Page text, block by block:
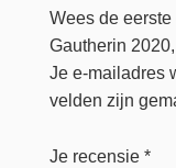
Wees de
Gautherin
Je e-mailadres
velden zijn
Je recensie *